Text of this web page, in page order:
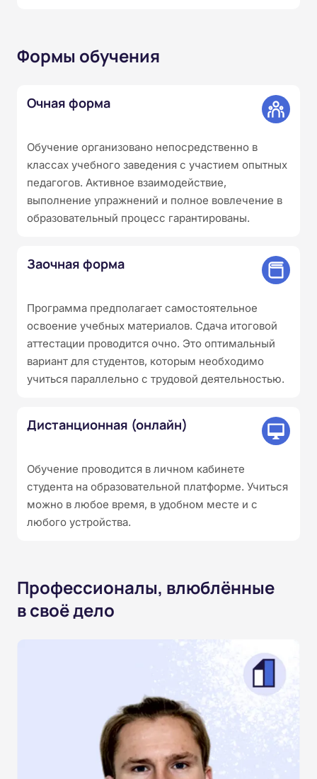
Формы обучения
Очная форма
Обучение организовано непосредственно в
классах учебного заведения с участием опытных
педагогов. Активное взаимодействие,
выполнение упражнений и полное вовлечение в
образовательный процесс гарантированы.
Заочная форма
Программа предполагает самостоятельное
освоение учебных материалов. Сдача итоговой
аттестации проводится очно. Это оптимальный
вариант для студентов, которым необходимо
учиться параллельно с трудовой деятельностью.
Дистанционная (онлайн)
Обучение проводится в личном кабинете
студента на образовательной платформе. Учиться
можно в любое время, в удобном месте и с
любого устройства.
Профессионалы, влюблённые
в своё дело